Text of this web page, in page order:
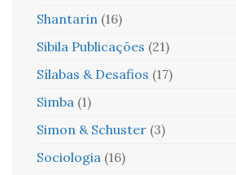
Shantarin (16)
Sibila Publicações (21)
Sílabas & Desafios (17)
Simba (1)
Simon & Schuster (3)
Sociologia (16)